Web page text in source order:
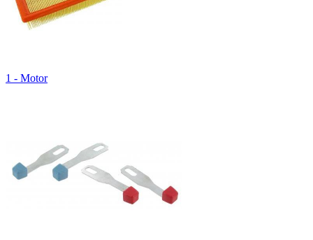
1 - Motor